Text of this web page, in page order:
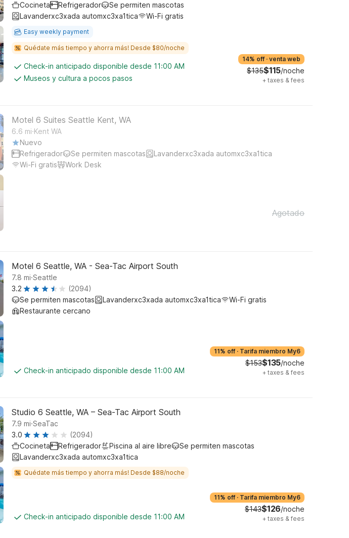
Cocineta
Refrigerador
Se permiten mascotas
Lavanderxc3xada automxc3xa1tica
Wi-Fi gratis
Easy weekly payment
Quédate más tiempo y ahorra más! Desde $80/noche
Check-in anticipado disponible desde 11:00 AM
Museos y cultura a pocos pasos
14% off · venta web
$135$115/noche
+ taxes & fees
Motel 6 Suites Seattle Kent, WA
6.6 mi.Kent WA
Nuevo
Refrigerador
Se permiten mascotas
Lavanderxc3xada automxc3xa1tica
Wi-Fi gratis
Work Desk
Agotado
Motel 6 Seattle, WA - Sea-Tac Airport South
7.8 mi.Seattle
3.2
(2094)
Se permiten mascotas
Lavanderxc3xada automxc3xa1tica
Wi-Fi gratis
Restaurante cercano
Check-in anticipado disponible desde 11:00 AM
11% off · Tarifa miembro My6
$153$135/noche
+ taxes & fees
Studio 6 Seattle, WA – Sea-Tac Airport South
7.9 mi.SeaTac
3.0
(2094)
Cocineta
Refrigerador Piscina al aire libre
Se permiten mascotas
Lavanderxc3xada automxc3xa1tica
Quédate más tiempo y ahorra más! Desde $88/noche
Check-in anticipado disponible desde 11:00 AM
11% off · Tarifa miembro My6
$143$126/noche
+ taxes & fees